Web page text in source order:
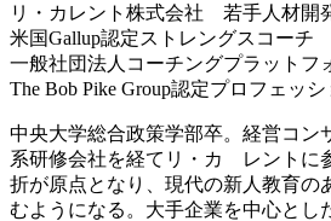
リ・カレント株式会社 若手人材開
米国Gallup認定ストレングスコーチ
一般社団法人コーチングプラットフ
The Bob Pike Group認定プロフェッ
中央大学総合政策学部卒。経営コン
系研修会社を経てリ・カ レントに
折が原点となり、現代の新人教育
むようになる。大手企業を中心とし